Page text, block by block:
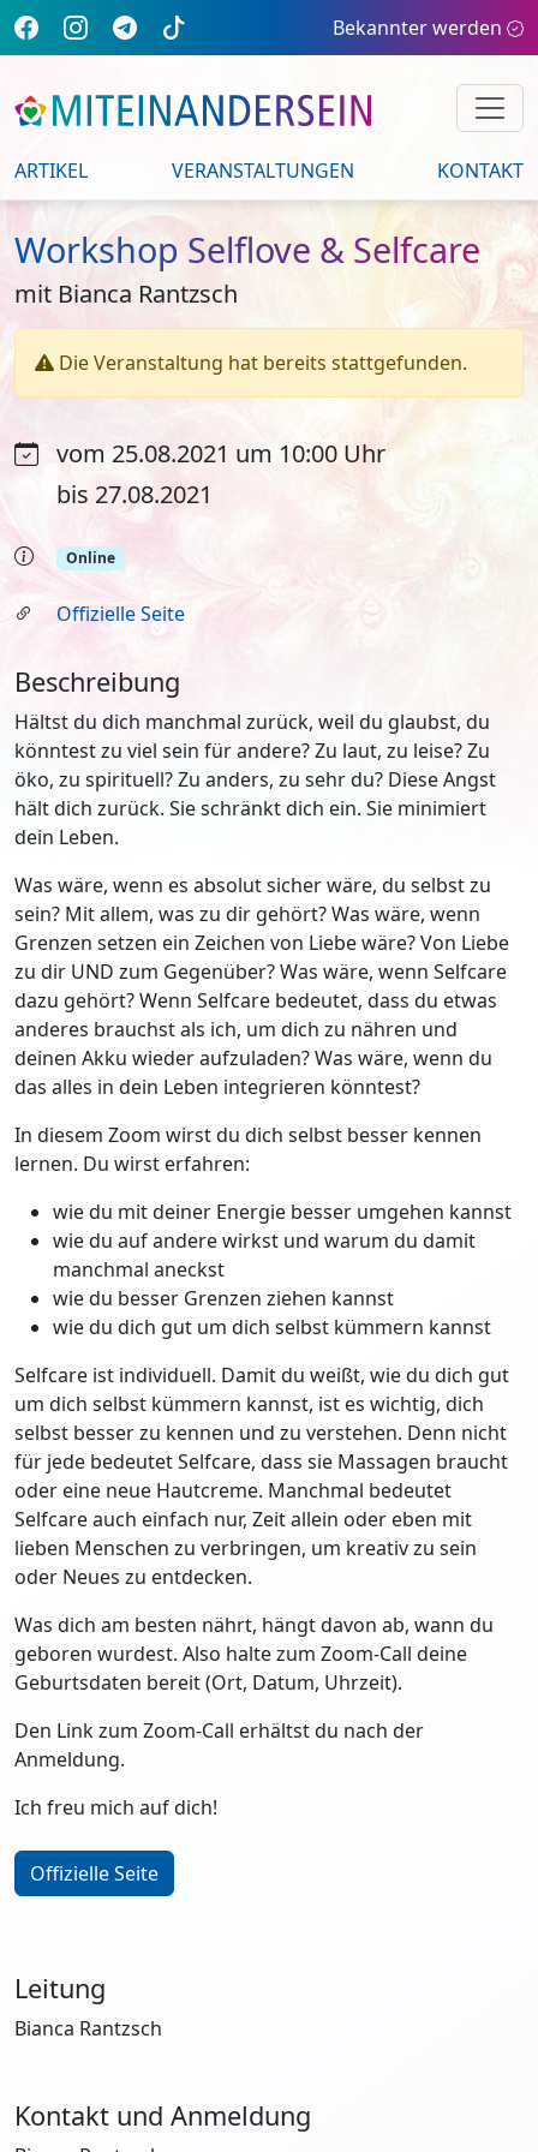
Bekannter werden
ARTIKEL VERANSTALTUNGEN KONTAKT
Workshop Selflove & Selfcare
mit Bianca Rantzsch
Die Veranstaltung hat bereits stattgefunden.
vom 25.08.2021 um 10:00 Uhr
bis 27.08.2021
Online
Offizielle Seite
Beschreibung
Hältst du dich manchmal zurück, weil du glaubst, du
könntest zu viel sein für andere? Zu laut, zu leise? Zu
öko, zu spirituell? Zu anders, zu sehr du? Diese Angst
hält dich zurück. Sie schränkt dich ein. Sie minimiert
dein Leben.
Was wäre, wenn es absolut sicher wäre, du selbst zu
sein? Mit allem, was zu dir gehört? Was wäre, wenn
Grenzen setzen ein Zeichen von Liebe wäre? Von Liebe
zu dir UND zum Gegenüber? Was wäre, wenn Selfcare
dazu gehört? Wenn Selfcare bedeutet, dass du etwas
anderes brauchst als ich, um dich zu nähren und
deinen Akku wieder aufzuladen? Was wäre, wenn du
das alles in dein Leben integrieren könntest?
In diesem Zoom wirst du dich selbst besser kennen
lernen. Du wirst erfahren:
wie du mit deiner Energie besser umgehen kannst
wie du auf andere wirkst und warum du damit
manchmal aneckst
wie du besser Grenzen ziehen kannst
wie du dich gut um dich selbst kümmern kannst
Selfcare ist individuell. Damit du weißt, wie du dich gut
um dich selbst kümmern kannst, ist es wichtig, dich
selbst besser zu kennen und zu verstehen. Denn nicht
für jede bedeutet Selfcare, dass sie Massagen braucht
oder eine neue Hautcreme. Manchmal bedeutet
Selfcare auch einfach nur, Zeit allein oder eben mit
lieben Menschen zu verbringen, um kreativ zu sein
oder Neues zu entdecken.
Was dich am besten nährt, hängt davon ab, wann du
geboren wurdest. Also halte zum Zoom-Call deine
Geburtsdaten bereit (Ort, Datum, Uhrzeit).
Den Link zum Zoom-Call erhältst du nach der
Anmeldung.
Ich freu mich auf dich!
Offizielle Seite
Leitung
Bianca Rantzsch
Kontakt und Anmeldung